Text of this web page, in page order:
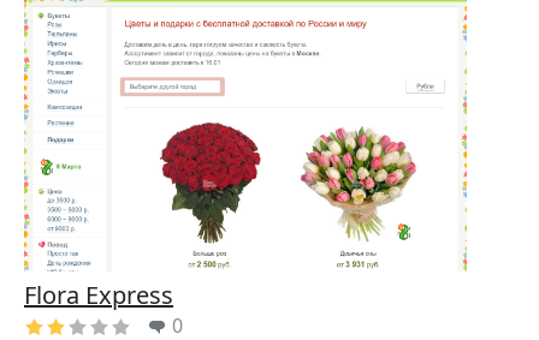
Flora Express
0